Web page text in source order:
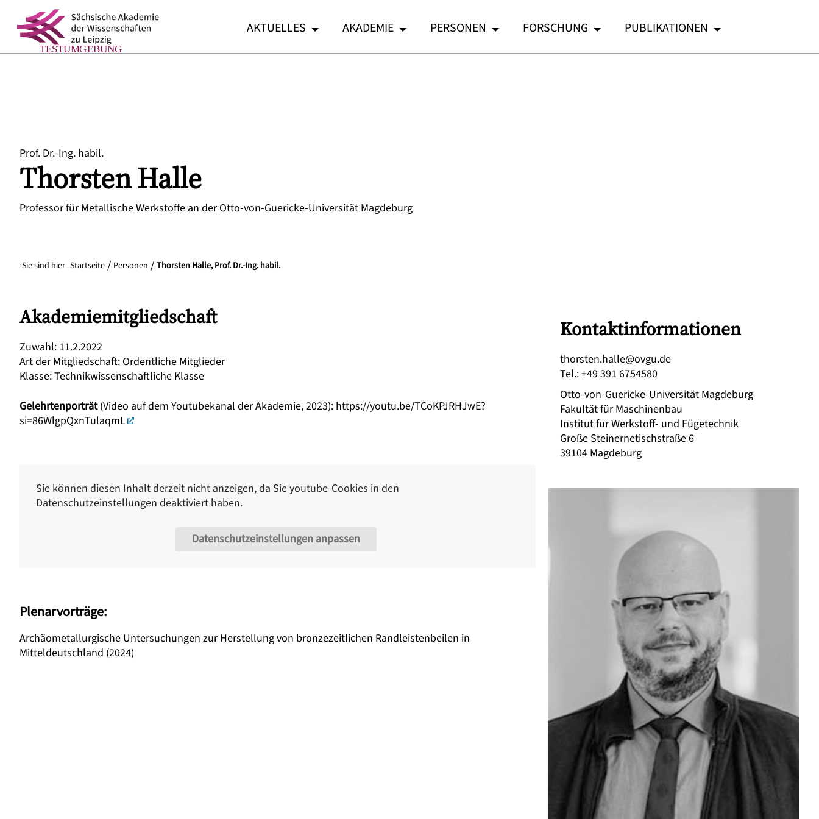
AKTUELLES AKADEMIE PERSONEN FORSCHUNG PUBLIKATIONEN
Prof. Dr.-Ing. habil.
ThorstenHalle
Professor für Metallische Werkstoffe an der Otto-von-Guericke-Universität Magdeburg
Sie sind hier Startseite Personen Thorsten Halle, Prof. Dr.-Ing. habil.
Akademiemitgliedschaft
Zuwahl: 11.2.2022
Art der Mitgliedschaft: Ordentliche Mitglieder
Klasse:Technikwissenschaftliche Klasse
Gelehrtenporträt(Video auf dem Youtubekanal der Akademie, 2023): https://youtu.be/TCoKPJRHJwE?
si=86WlgpQxnTulaqmL
Sie können diesen Inhalt derzeit nicht anzeigen, da Sieyoutube-Cookies in den
Datenschutzeinstellungen deaktiviert haben.
Datenschutzeinstellungen anpassen
Plenarvorträge:
Archäometallurgische Untersuchungen zur Herstellung von bronzezeitlichen Randleistenbeilen in
Mitteldeutschland (2024)
Kontaktinformationen
ed.ugvo@ellah.netsroht
Tel.:+49 391 6754580
Otto-von-Guericke-Universität Magdeburg
Fakultät für Maschinenbau
Institut für Werkstoff- und Fügetechnik
Große Steinernetischstraße 6
39104 Magdeburg